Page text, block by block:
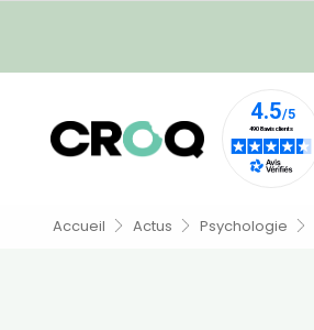
Accueil Actus Psychologie